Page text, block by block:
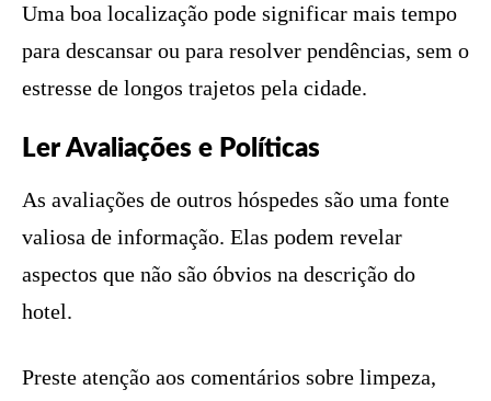
Uma boa localização pode significar mais tempo
para descansar ou para resolver pendências, sem o
estresse de longos trajetos pela cidade.
Ler Avaliações e Políticas
As avaliações de outros hóspedes são uma fonte
valiosa de informação. Elas podem revelar
aspectos que não são óbvios na descrição do
hotel.
Preste atenção aos comentários sobre limpeza,